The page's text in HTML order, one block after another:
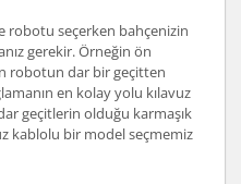
robotu seçerken bahçenizin
gerekir. Örneğin ön
robotun dar bir geçitten
en kolay yolu kılavuz
geçitlerin olduğu karmaşık
kablolu bir model seçmemiz